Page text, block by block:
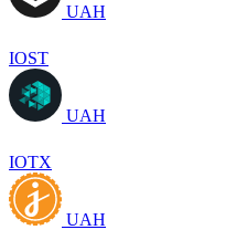
UAH
IOST
UAH
IOTX
UAH